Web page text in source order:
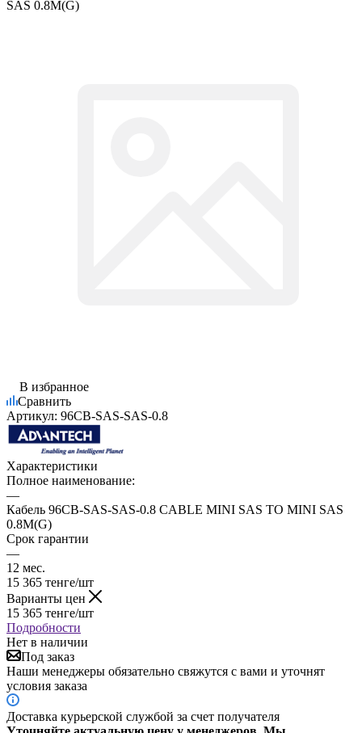
SAS 0.8M(G)
В избранное
Сравнить
Артикул: 96CB-SAS-SAS-0.8
Характеристики
Полное наименование:
—
Кабель 96CB-SAS-SAS-0.8 CABLE MINI SAS TO MINI SAS
0.8M(G)
Срок гарантии
—
12 мес.
15 365 тенге/шт
Варианты цен
15 365 тенге/шт
Подробности
Нет в наличии
Под заказ
Наши менеджеры обязательно свяжутся с вами и уточнят
условия заказа
Доставка курьерской службой за счет получателя